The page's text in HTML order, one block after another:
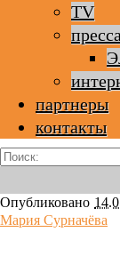
TV
партнеры
контакты
Поиск:
Опубликовано
Мария Сурначёва